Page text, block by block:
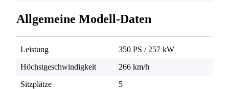
Allgemeine Modell-Daten
Leistung 350 PS / 257 kW
Höchstgeschwindigkeit
266 km/h
Sitzplätze
5